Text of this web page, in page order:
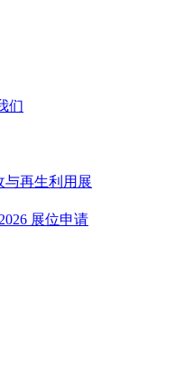
们
与再生利用展
2026 展位申请